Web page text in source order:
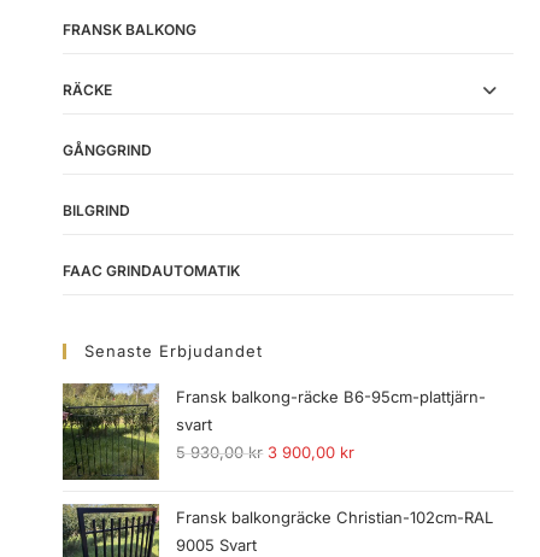
FRANSK BALKONG
RÄCKE
GÅNGGRIND
BILGRIND
FAAC GRINDAUTOMATIK
Senaste Erbjudandet
Fransk balkong-räcke B6-95cm-plattjärn-
svart
5 930,00kr 3 900,00 kr
Fransk balkongräcke Christian-102cm-RAL
9005 Svart